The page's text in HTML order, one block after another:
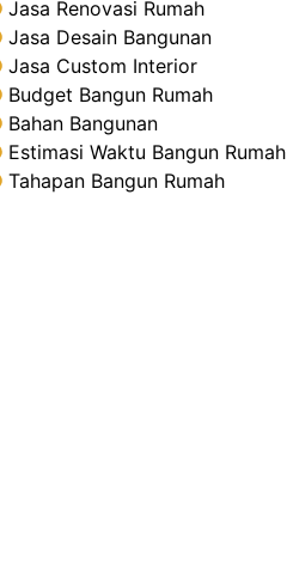
Jasa Renovasi Rumah
Jasa Desain Bangunan
Jasa Custom Interior
Budget Bangun Rumah
Bahan Bangunan
Estimasi Waktu Bangun Rumah
Tahapan Bangun Rumah